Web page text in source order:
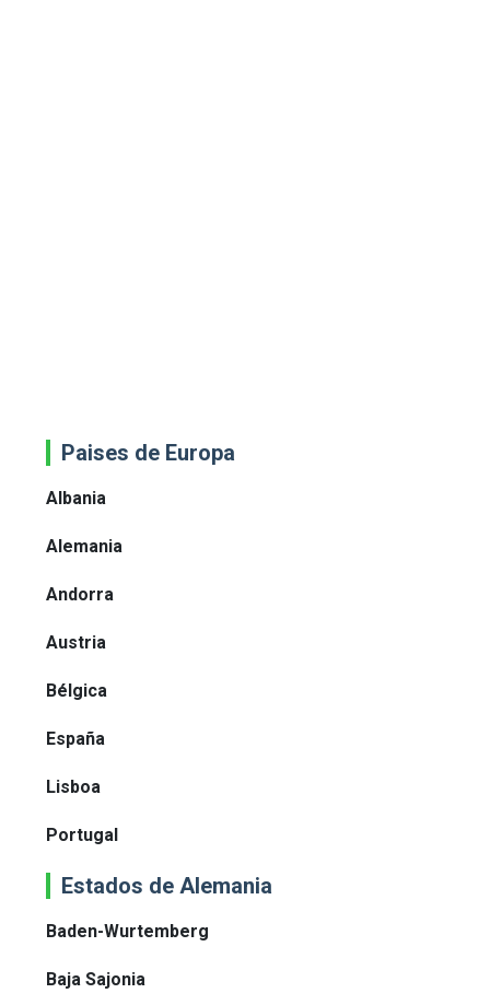
Paises de Europa
Albania
Alemania
Andorra
Austria
Bélgica
España
Lisboa
Portugal
Estados de Alemania
Baden-Wurtemberg
Baja Sajonia